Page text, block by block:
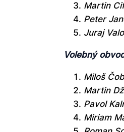
Martin
Peter
Juraj Valo
Volebný
Miloš
Martin
Pavol
Miriam